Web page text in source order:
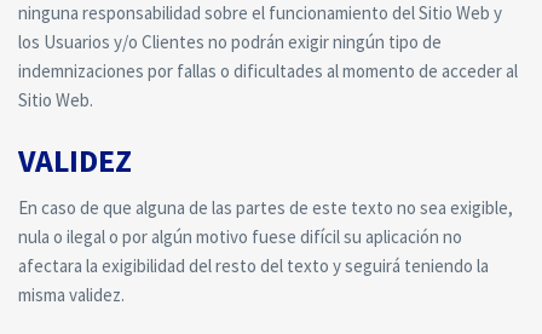
ninguna responsabilidad sobre el funcionamiento del Sitio Web y
los Usuarios y/o Clientes no podrán exigir ningún tipo de
indemnizaciones por fallas o dificultades al momento de acceder al
Sitio Web.
VALIDEZ
En caso de que alguna de las partes de este texto no sea exigible,
nula o ilegal o por algún motivo fuese difícil su aplicación no
afectara la exigibilidad del resto del texto y seguirá teniendo la
misma validez.